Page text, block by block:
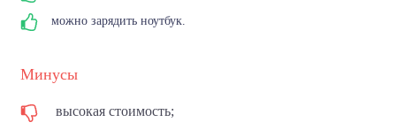
можно зарядить ноутбук.
Минусы
высокая стоимость;